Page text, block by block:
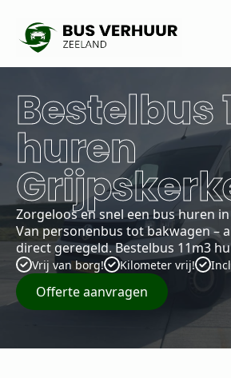
Bestelbus
huren
Zorgeloos en snel een bus huren in
Van personenbus tot bakwagen –
direct geregeld. Bestelbus 11m3
Vrij van borg! Kilometer vrij!
Offerte aanvragen